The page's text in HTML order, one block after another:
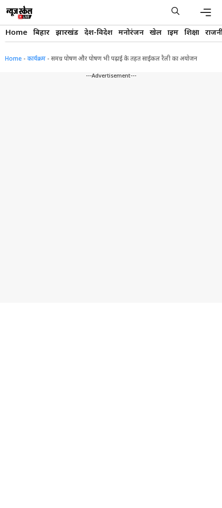
content
Home बिहार झारखंड देश-विदेश मनोरंजन खेल क्राइम शिक्षा
Home - कार्यक्रम - समग्र पोषण और पोषण भी पढ़ाई के तहत साईकल रैली का अयोजन
---Advertisement---